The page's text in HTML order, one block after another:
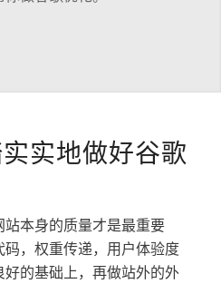
实地做好谷歌
本身的质量才是最重要
，权重传递，用户体验度
的基础上，再做站外的外